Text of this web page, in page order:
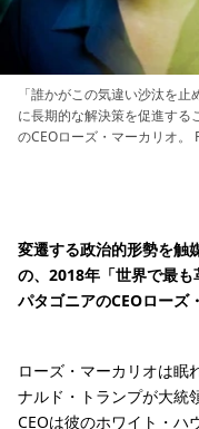
「誰かがこの気違い沙汰を
に長期的な解決策を促進する
のCEOローズ・マーカリオ。
変遷する政治的形勢を触
の、2018年「世界で最
パタゴニアのCEOローズ
ローズ・マーカリオは眠
ナルド・トランプが大統
CEOは彼のホワイト・ハ